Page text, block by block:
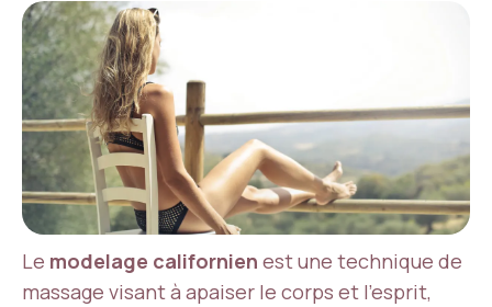
Le modelage californien est une technique de
massage visant à apaiser le corps et l’esprit,